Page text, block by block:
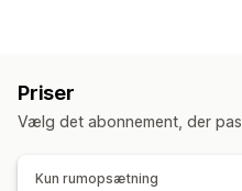
Tilpasning
Produktkonfigurator
Priser
Vælg det abonnement, der
Kun rumopsætning